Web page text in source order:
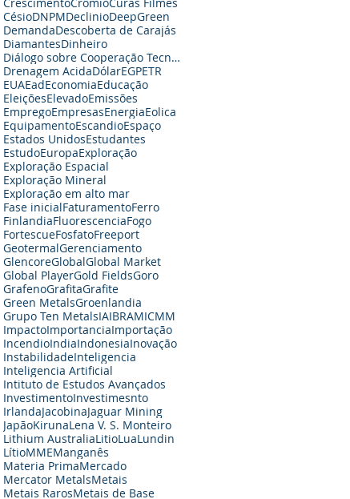
CésioDNPMDeclinioDeepGreen
DemandaDescoberta de Carajás
DiamantesDinheiro
Diálogo sobre Cooperação Tecnológica
Drenagem AcidaDólarEGPETR
EUAEadEconomiaEducação
EleiçõesElevadoEmissões
EmpregoEmpresasEnergiaEolica
EquipamentoEscandioEspaço
Estados UnidosEstudantes
EstudoEuropaExploração
Exploração Espacial
Exploração Mineral
Exploração em alto mar
Fase inicialFaturamentoFerro
FinlandiaFluorescenciaFogo
FortescueFosfatoFreeport
GeotermalGerenciamento
GlencoreGlobalGlobal Market
Global PlayerGold FieldsGoro
GrafenoGrafitaGrafite
Green MetalsGroenlandia
Grupo Ten MetalsIAIBRAMICMM
ImpactoImportanciaImportação
IncendioIndiaIndonesiaInovação
InstabilidadeInteligencia
Inteligencia Artificial
Intituto de Estudos Avançados
InvestimentoInvestimesnto
IrlandaJacobinaJaguar Mining
JapãoKirunaLena V. S. Monteiro
Lithium AustraliaLitioLuaLundin
LítioMMEManganês
Materia PrimaMercado
Mercator MetalsMetais
Metais RarosMetais de Base